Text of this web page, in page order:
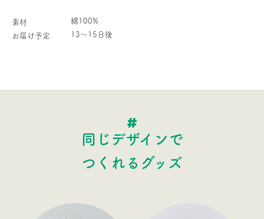
素材
綿100%
お届け予定
13〜15日後
同じデザインで
つくれるグッズ